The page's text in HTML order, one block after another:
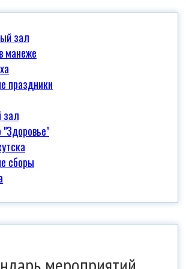
зал
манеже
праздники
зал
сборы